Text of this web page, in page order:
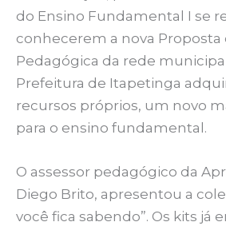
do Ensino Fundamental I se
conhecerem a nova
Pedagógica da rede
Prefeitura de Itapetinga
recursos próprios, um novo
para o ensino fundamental.
O assessor pedagógico da
Diego Brito, apresentou a
você fica sabendo”. Os kits já